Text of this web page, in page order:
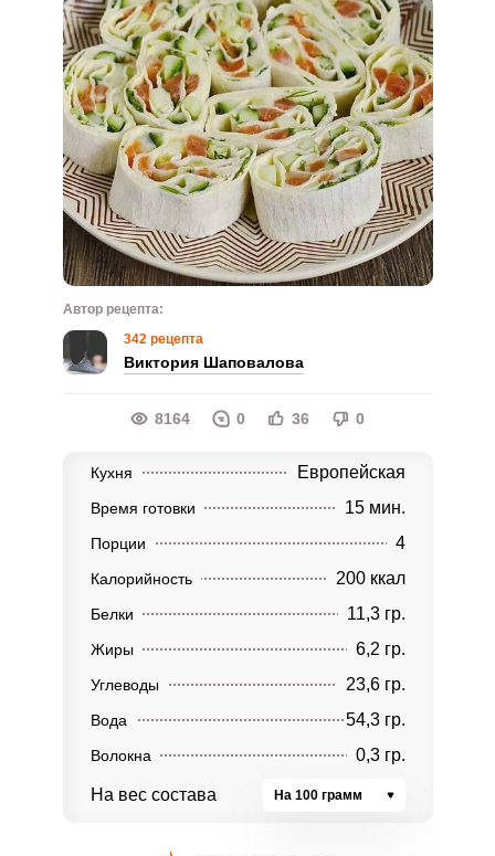
Автор рецепта:
342 рецепта
Виктория Шаповалова
8164 0 36 0
Кухня Европейская
Время готовки 15 мин.
Порции 4
Калорийность 200 ккал
Белки 11,3 гр.
Жиры 6,2 гр.
Углеводы 23,6 гр.
Вода 54,3 гр.
Волокна 0,3 гр.
На вес состава На 100 грамм